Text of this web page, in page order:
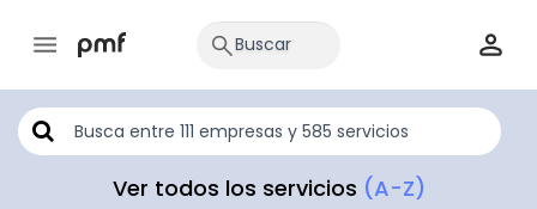
Ver todos los servicios (A-Z)